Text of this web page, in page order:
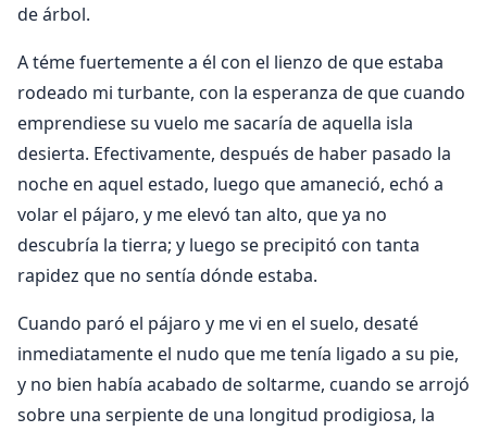
de árbol.
A téme fuertemente a él con el lienzo de que estaba
rodeado mi turbante, con la esperanza de que cuando
emprendiese su vuelo me sacaría de aquella isla
desierta. Efectivamente, después de haber pasado la
noche en aquel estado, luego que amaneció, echó a
volar el pájaro, y me elevó tan alto, que ya no
descubría la tierra; y luego se precipitó con tanta
rapidez que no sentía dónde estaba.
Cuando paró el pájaro y me vi en el suelo, desaté
inmediatamente el nudo que me tenía ligado a su pie,
y no bien había acabado de soltarme, cuando se arrojó
sobre una serpiente de una longitud prodigiosa, la